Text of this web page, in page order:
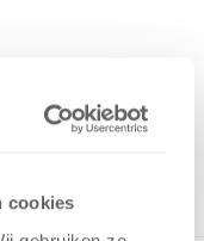
cookies